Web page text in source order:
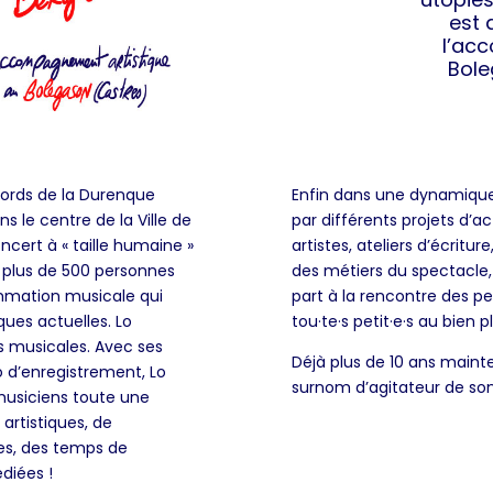
est
de la Durenque
le centre de la Ville de
à « taille humaine »
de 500 personnes
musicale qui
actuelles. Lo
musicales. Avec ses
Lo
toute une
de
des temps de
!
Enfin dans une
par différents projets
artistes, ateliers
des métiers du
part à la rencontre des
tou·te·s petit·e·s au bien
Déjà plus de 10 ans
surnom d’agitateur de